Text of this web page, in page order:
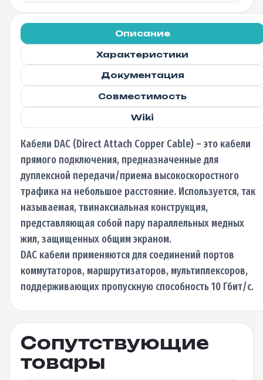
Описание
Характеристики
Документация
Совместимость
Wiki
Кабели DAC (Direct Attach Copper Cable) – это кабели
прямого подключения, предназначенные для
дуплексной передачи/приема высокоскоростного
трафика на небольшое расстояние. Используется, так
называемая, твинаксиальная конструкция,
представляющая собой пару параллельных медных
жил, защищенных общим экраном.
DAC кабели применяются для соединений портов
коммутаторов, маршрутизаторов, мультиплексоров,
поддерживающих пропускную способность 10 Гбит/с.
Сопутствующие
товары